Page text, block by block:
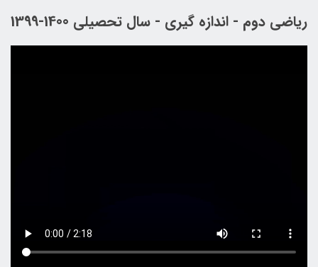
ریاضی دوم - اندازه گیری - سال تحصیلی 1400-1399